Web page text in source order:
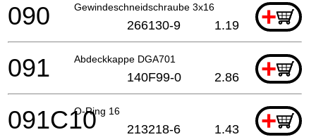
Gewindeschneidschraube 3x16 +
090 266130-9 1.19
Abdeckkappe DGA701 +
091 140F99-0 2.86
O-Ring 16 +
091C10 213218-6 1.43